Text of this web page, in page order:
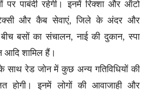
पर पाबंदी रहेगी। इनमें रिक्शा और ऑटो
टैक्सी और कैब सेवाएं, जिले के अंदर और
बसों का संचालन, नाई की दुकान, स्पा
शामिल हैं।
के साथ रेड जोन में कुछ अन्य गतिविधियों की
होगी। इनमें लोगों की आवाजाही और